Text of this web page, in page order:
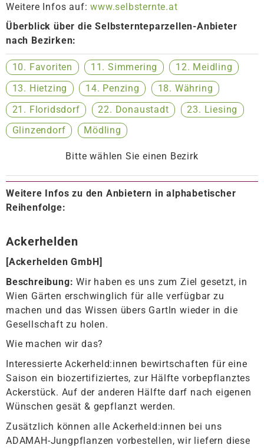
Weitere Infos auf:www.selbsternte.at
Überblick über die Selbsternteparzellen-Anbieter
nach Bezirken:
10. Favoriten 11. Simmering
12. Meidling
13. Hietzing
14. Penzing
18. Währing
21. Floridsdorf
22. Donaustadt
23. Liesing
Glinzendorf
Mödling
Bitte wählen Sie einen Bezirk
Weitere Infos zu den Anbietern in alphabetischer
Reihenfolge:
Ackerhelden
[Ackerhelden GmbH]
Beschreibung: Wir haben es uns zum Ziel gesetzt, in
Wien Gärten erschwinglich für alle verfügbar zu
machen und das Wissen übers Gartln wieder in die
Gesellschaft zu holen.
Wie machen wir das?
Interessierte Ackerheld:innen bewirtschaften für eine
Saison ein biozertifiziertes, zur Hälfte vorbepflanztes
Ackerstück. Auf der anderen Hälfte darf nach eigenen
Wünschen gesät & gepflanzt werden.
Zusätzlich können alle Ackerheld:innen bei uns
ADAMAH-Jungpflanzen vorbestellen, wir liefern diese